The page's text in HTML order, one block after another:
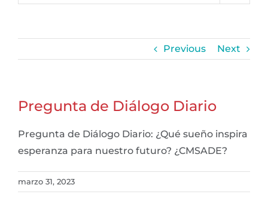
Previous Next
Pregunta de Diálogo Diario
Pregunta de Diálogo Diario: ¿Qué sueño inspira
esperanza para nuestro futuro? ¿CMSADE?
marzo 31, 2023